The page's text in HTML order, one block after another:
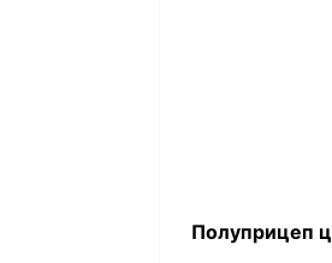
Полуприцеп